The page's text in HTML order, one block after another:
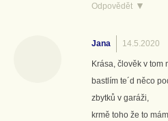
Odpovědět
Jana 14.5.2020
Krása, člověk v tom
bastlím te´d něco
zbytků v garáži,
krmě toho že to